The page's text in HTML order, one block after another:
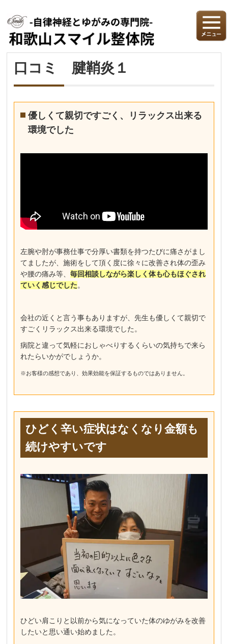
口コミ 腱鞘炎１
優しくて親切ですごく、リラックス出来る
環境でした
左腕や肘が事務仕事で分厚い書類を持つたびに痛さがまし
てましたが、施術をして頂く度に徐々に改善され体の歪み
や腰の痛み等、 毎回相談しながら楽しく体も心もほぐされ
ていく感じでした。
会社の近くと言う事もありますが、先生も優しくて親切で
すごくリラックス出来る環境でした。
病院と違って気軽におしゃべりするくらいの気持ちで来ら
れたらいかがでしょうか。
※お客様の感想であり、効果効能を保証するものではありません。
ひどく辛い症状はなくなり金額も
続けやすいです
ひどい肩こりと以前から気になっていた体のゆがみを改善
したいと思い通い始めました。